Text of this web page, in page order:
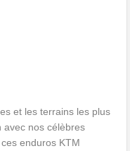
et les terrains les plus
avec nos célèbres
enduros KTM